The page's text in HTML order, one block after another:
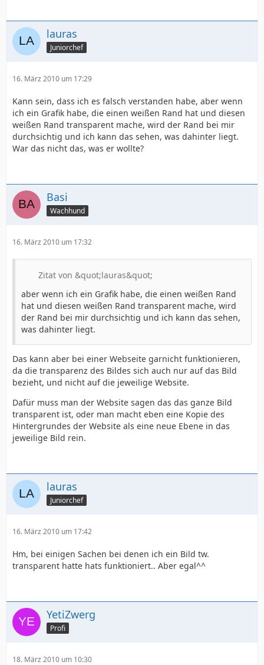
lauras
Juniorchef
16. März 2010 um 17:29
Kann sein, dass ich es falsch verstanden habe, aber wenn
ich ein Grafik habe, die einen weißen Rand hat und diesen
weißen Rand transparent mache, wird der Rand bei mir
durchsichtig und ich kann das sehen, was dahinter liegt.
War das nicht das, was er wollte?
Basi
Wachhund
16. März 2010 um 17:32
Zitat von &quot;lauras&quot;
aber wenn ich ein Grafik habe, die einen weißen Rand
hat und diesen weißen Rand transparent mache, wird
der Rand bei mir durchsichtig und ich kann das sehen,
was dahinter liegt.
Das kann aber bei einer Webseite garnicht funktionieren,
da die transparenz des Bildes sich auch nur auf das Bild
bezieht, und nicht auf die jeweilige Website.
Dafür muss man der Website sagen das das ganze Bild
transparent ist, oder man macht eben eine Kopie des
Hintergrundes der Website als eine neue Ebene in das
jeweilige Bild rein.
lauras
Juniorchef
16. März 2010 um 17:42
Hm, bei einigen Sachen bei denen ich ein Bild tw.
transparent hatte hats funktioniert.. Aber egal^^
YetiZwerg
Profi
18. März 2010 um 10:30